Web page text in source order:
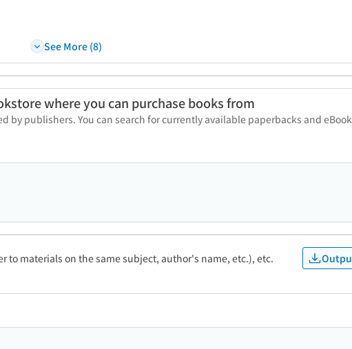
See More (8)
where you can purchase books from
publishers. You can search for currently available paperbacks and
materials on the same subject, author's name, etc.), etc.